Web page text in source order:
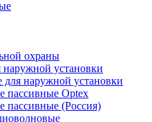
охраны
установки
наружной установки
пассивные Optex
пассивные (Россия)